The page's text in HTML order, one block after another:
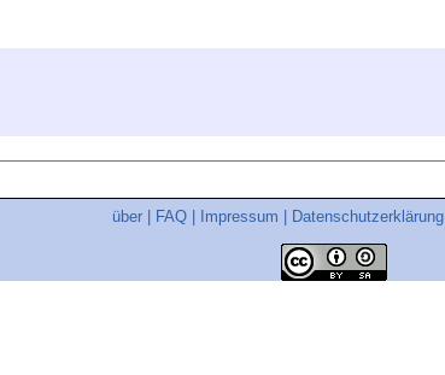
über FAQ Impressum Datenschutzerklärung